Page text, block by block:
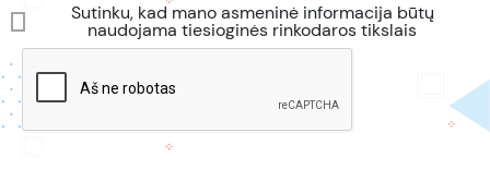
Sutinku, kad mano asmeninė informacija būtų
naudojama tiesioginės rinkodaros tikslais